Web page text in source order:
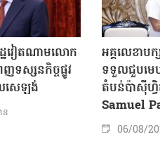
ដ្ឋវៀតណាមលោក
ស្សនកិច្ចផ្លូវ
លសេឡង់
ន
អគ្គលេខាប
ទទួលជួបមេបញ្
តំបន់ប៉ាស៊ីហ្
Samuel
06/08/